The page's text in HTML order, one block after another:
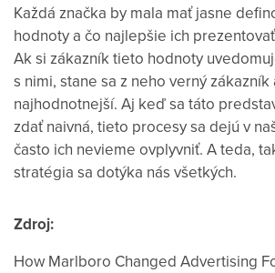
Každá značka by mala mať jasne
hodnoty a čo najlepšie ich
Ak si zákazník tieto hodnoty
s nimi, stane sa z neho verný
najhodnotnejší. Aj keď sa táto
zdať naivná, tieto procesy sa dejú v
často ich nevieme ovplyvniť. A teda,
stratégia sa dotýka nás všetkých.
Zdroj:
How Marlboro Changed Advertising